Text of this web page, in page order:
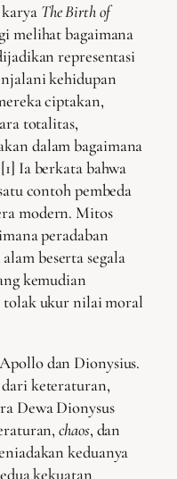
The Birth of
melihat bagaimana
representasi
kehidupan
ciptakan,
totalitas,
dalam bagaimana
Ia berkata bahwa
contoh pembeda
modern. Mitos
peradaban
beserta segala
kemudian
tolak ukur nilai moral
dan Dionysius.
keteraturan,
Dewa Dionysus
chaos, dan
keduanya
kekuatan